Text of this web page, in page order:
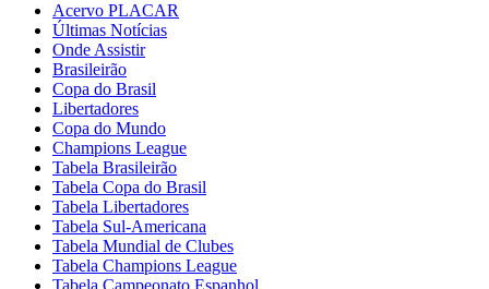
Acervo PLACAR
Últimas Notícias
Onde Assistir
Brasileirão
Copa do Brasil
Libertadores
Copa do Mundo
Champions League
Tabela Brasileirão
Tabela Copa do Brasil
Tabela Libertadores
Tabela Sul-Americana
Tabela Mundial de Clubes
Tabela Champions League
Tabela Campeonato Espanhol